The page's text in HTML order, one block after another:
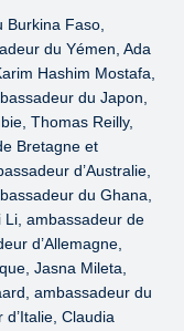
Burkina Faso,
du Yémen, Ada
Hashim Mostafa,
du Japon,
Thomas Reilly,
Bretagne et
d’Australie,
du Ghana,
Li, ambassadeur de
d’Allemagne,
Jasna Mileta,
ambassadeur du
Claudia